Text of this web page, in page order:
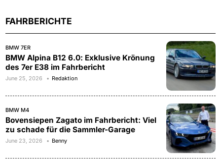
FAHRBERICHTE
BMW 7ER
BMW Alpina B12 6.0: Exklusive Krönung
des 7er E38 im Fahrbericht
June 25, 2026 Redaktion
BMW M4
Bovensiepen Zagato im Fahrbericht: Viel
zu schade für die Sammler-Garage
June 23, 2026 Benny